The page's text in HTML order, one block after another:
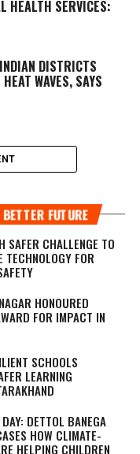
HEALTH SERVICES:
DISTRICTS
WAVES, SAYS
FUTURE
SAFER CHALLENGE TO
TECHNOLOGY FOR
HONOURED
FOR IMPACT IN
SCHOOLS
LEARNING
DETTOL BANEGA
HOW CLIMATE-
HELPING CHILDREN